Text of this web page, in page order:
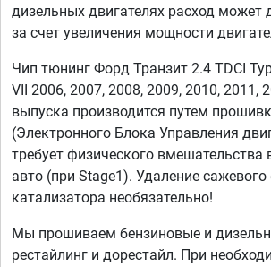
дизельных двигателях расход может
за счет увеличения мощности
Чип тюнинг Форд Транзит 2.4 TDCI
VII 2006, 2007, 2008, 2009, 2010, 2011,
выпуска производится путем
(Электронного Блока Управления
требует физического вмешательства
авто (при Stage1). Удаление
катализатора необязательно!
Мы прошиваем бензиновые и
рестайлинг и дорестайл. При